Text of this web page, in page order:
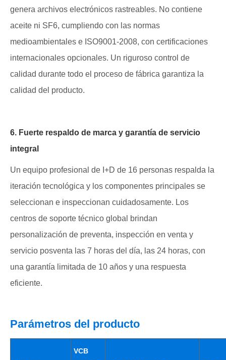
genera archivos electrónicos rastreables. No contiene
aceite ni SF6, cumpliendo con las normas
medioambientales e ISO9001-2008, con certificaciones
internacionales opcionales. Un riguroso control de
calidad durante todo el proceso de fábrica garantiza la
calidad del producto.
6. Fuerte respaldo de marca y garantía de servicio
integral
Un equipo profesional de I+D de 16 personas respalda la
iteración tecnológica y los componentes principales se
seleccionan e inspeccionan cuidadosamente. Los
centros de soporte técnico global brindan
personalización de preventa, inspección en venta y
servicio posventa las 7 horas del día, las 24 horas, con
una garantía limitada de 10 años y una respuesta
eficiente.
Parámetros del producto
VCB